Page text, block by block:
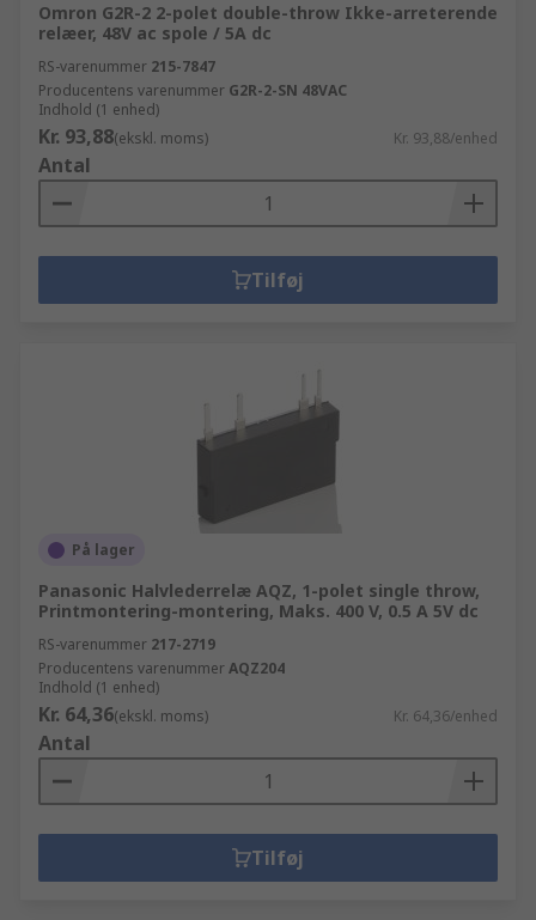
Omron G2R-2 2-polet double-throw Ikke-arreterende
relæer, 48V ac spole / 5A dc
RS-varenummer 215-7847
Producentens varenummer G2R-2-SN 48VAC
Indhold (1 enhed)
Kr. 93,88(ekskl. moms) Kr. 93,88/enhed
Antal
Tilføj
På lager
Panasonic Halvlederrelæ AQZ, 1-polet single throw,
Printmontering-montering, Maks. 400 V, 0.5 A 5V dc
RS-varenummer 217-2719
Producentens varenummerAQZ204
Indhold (1 enhed)
Kr. 64,36(ekskl. moms) Kr. 64,36/enhed
Antal
Tilføj